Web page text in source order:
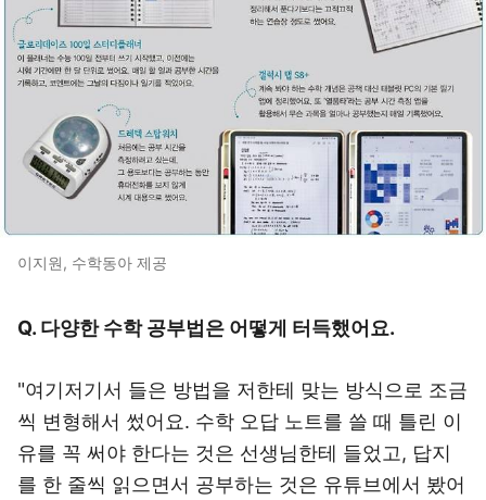
이지원, 수학동아 제공
Q. 다양한 수학 공부법은 어떻게 터득했어요.
"여기저기서 들은 방법을 저한테 맞는 방식으로 조금
씩 변형해서 썼어요. 수학 오답 노트를 쓸 때 틀린 이
유를 꼭 써야 한다는 것은 선생님한테 들었고, 답지
를 한 줄씩 읽으면서 공부하는 것은 유튜브에서 봤어